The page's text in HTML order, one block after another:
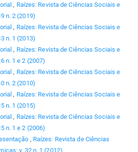
, Raízes: Revista de Ciências Sociais e
n. 2 (2019)
, Raízes: Revista de Ciências Sociais e
n. 1 (2013)
, Raízes: Revista de Ciências Sociais e
n. 1 e 2 (2007)
, Raízes: Revista de Ciências Sociais e
n. 2 (2010)
, Raízes: Revista de Ciências Sociais e
n. 1 (2015)
, Raízes: Revista de Ciências Sociais e
n. 1 e 2 (2006)
, Raízes: Revista de Ciências
v. 32 n. 1 (2012)